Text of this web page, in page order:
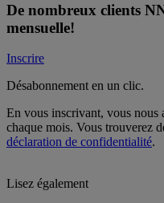
De nombreux clients
mensuelle!
Inscrire
Désabonnement en un clic.
En vous inscrivant, vous nous
chaque mois. Vous trouverez
déclaration de confidentialité.
Lisez également